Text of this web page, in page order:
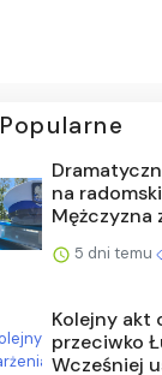
Popularne
na
Mężczyzna
5 dni temu
Kolejny akt
przeciwko
Wcześniej